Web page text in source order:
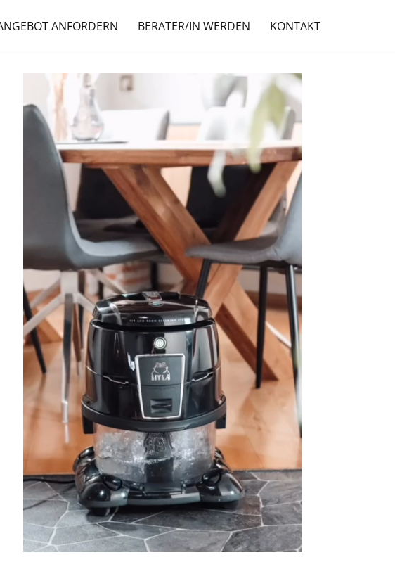
ANFORDERN BERATER/IN WERDEN KONTAKT